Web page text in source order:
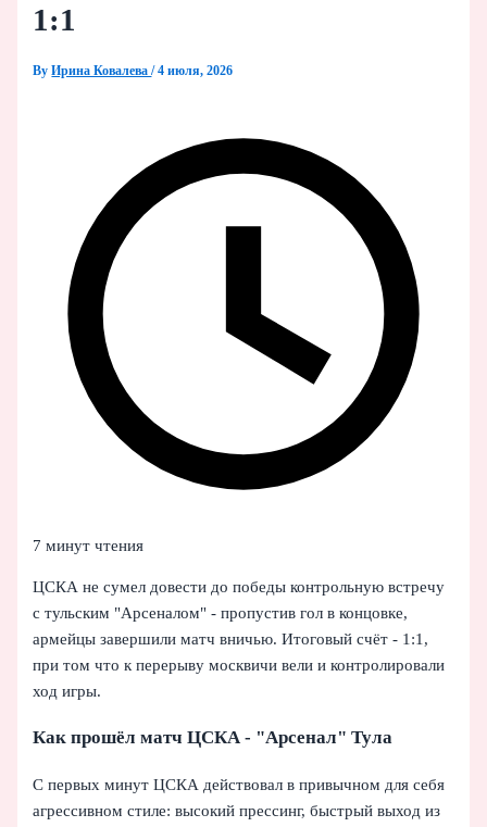
1:1
ByИрина Ковалева/4 июля, 2026
7 минут чтения
ЦСКА не сумел довести до победы контрольную встречу
с тульским "Арсеналом" - пропустив гол в концовке,
армейцы завершили матч вничью. Итоговый счёт - 1:1,
при том что к перерыву москвичи вели и контролировали
ход игры.
Как прошёл матч ЦСКА - "Арсенал" Тула
С первых минут ЦСКА действовал в привычном для себя
агрессивном стиле: высокий прессинг, быстрый выход из